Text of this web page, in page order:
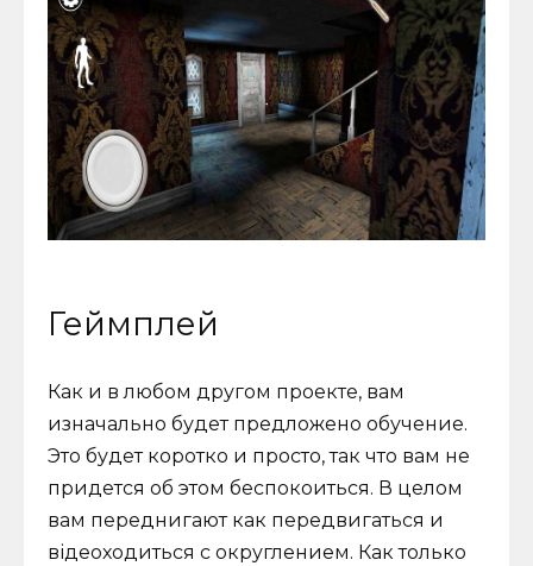
Геймплей
Как и в любом другом проекте, вам
изначально будет предложено обучение.
Это будет коротко и просто, так что вам не
придется об этом беспокоиться. В целом
вам переднигают как передвигаться и
відеоходиться с округлением. Как только